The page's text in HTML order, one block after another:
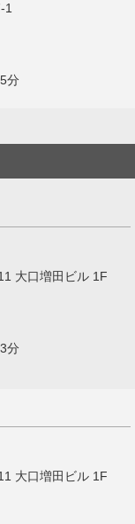
1
分
大口増田ビル 1F
分
大口増田ビル 1F